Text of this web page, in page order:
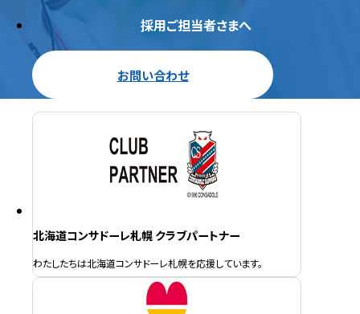
採用ご担当者さまへ
お問い合わせ
北海道コンサドーレ札幌 クラブパートナー
わたしたちは北海道コンサドーレ札幌を応援しています。